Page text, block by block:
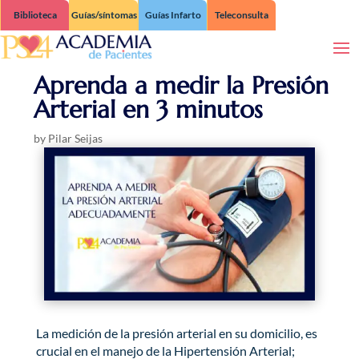
Biblioteca Guías/síntomas Guías Infarto Teleconsulta
Aprenda a medir la Presión
Arterial en 3 minutos
by Pilar Seijas
La medición de la presión arterial en su domicilio, es
crucial en el manejo de la Hipertensión Arterial;